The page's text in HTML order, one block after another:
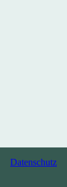
Datenschutz